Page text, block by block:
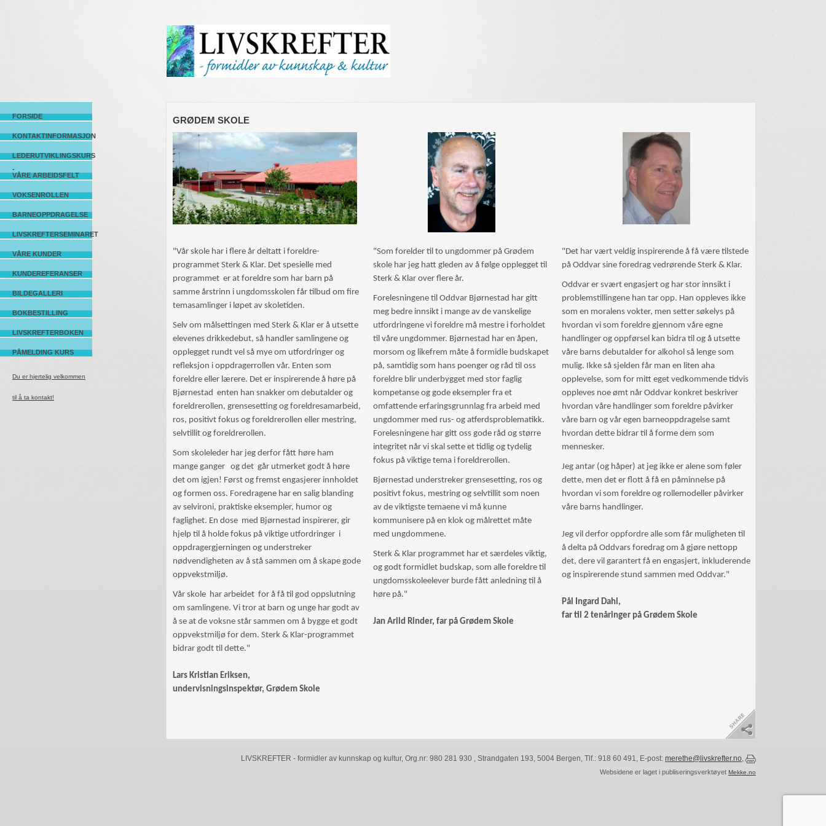
FORSIDE
KONTAKTINFORMASJON
LEDERUTVIKLINGSKURS
-
VÅRE ARBEIDSFELT
VOKSENROLLEN
BARNEOPPDRAGELSE
LIVSKREFTERSEMINARET
VÅRE KUNDER
KUNDEREFERANSER
BILDEGALLERI
BOKBESTILLING
LIVSKREFTERBOKEN
PÅMELDING KURS
Du er hjertelig velkommen
til å ta kontakt!
GRØDEM SKOLE
"Vår skole har i flere år deltatt i foreldre-
programmet Sterk & Klar. Det spesielle med
programmet er at foreldre som har barn på
samme årstrinn i ungdomsskolen får tilbud om fire
temasamlinger i løpet av skoletiden.
Selv om målsettingen med Sterk & Klar er å utsette
elevenes drikkedebut, så handler samlingene og
opplegget rundt vel så mye om utfordringer og
refleksjon i oppdragerrollen vår. Enten som
foreldre eller lærere. Det er inspirerende å høre på
Bjørnestad enten han snakker om debutalder og
foreldrerollen, grensesetting og foreldresamarbeid,
ros, positivt fokus og foreldrerollen eller mestring,
selvtillit og foreldrerollen.
Som skoleleder har jeg derfor fått høre ham
mange ganger  og det går utmerket godt å høre
det om igjen! Først og fremst engasjerer innholdet
og formen oss. Foredragene har en salig blanding
av selvironi, praktiske eksempler, humor og
faglighet. En dose med Bjørnestad inspirerer, gir
hjelp til å holde fokus på viktige utfordringer i
oppdragergjerningen og understreker
nødvendigheten av å stå sammen om å skape gode
oppvekstmiljø.
Vår skole har arbeidet for å få til god oppslutning
om samlingene. Vi tror at barn og unge har godt av
å se at de voksne står sammen om å bygge et godt
oppvekstmiljø for dem. Sterk & Klar-programmet
bidrar godt til dette."
Lars Kristian Eriksen,
undervisningsinspektør, Grødem Skole
"Som forelder til to ungdommer på Grødem
skole har jeg hatt gleden av å følge opplegget til
Sterk & Klar over flere år.
Forelesningene til Oddvar Bjørnestad har gitt
meg bedre innsikt i mange av de vanskelige
utfordringene vi foreldre må mestre i forholdet
til våre ungdommer. Bjørnestad har en åpen,
morsom og likefrem måte å formidle budskapet
på, samtidig som hans poenger og råd til oss
foreldre blir underbygget med stor faglig
kompetanse og gode eksempler fra et
omfattende erfaringsgrunnlag fra arbeid med
ungdommer med rus- og atferdsproblematikk.
Forelesningene har gitt oss gode råd og større
integritet når vi skal sette et tidlig og tydelig
fokus på viktige tema i foreldrerollen.
Bjørnestad understreker grensesetting, ros og
positivt fokus, mestring og selvtillit som noen
av de viktigste temaene vi må kunne
kommunisere på en klok og målrettet måte
med ungdommene.
Sterk & Klar programmet har et særdeles viktig,
og godt formidlet budskap, som alle foreldre til
ungdomsskoleelever burde fått anledning til å
høre på."
Jan Arild Rinder, far på Grødem Skole
"Det har vært veldig inspirerende å få være tilstede
på Oddvar sine foredrag vedrørende Sterk & Klar.
Oddvar er svært engasjert og har stor innsikt i
problemstillingene han tar opp. Han oppleves ikke
som en moralens vokter, men setter søkelys på
hvordan vi som foreldre gjennom våre egne
handlinger og oppførsel kan bidra til og å utsette
våre barns debutalder for alkohol så lenge som
mulig. Ikke så sjelden får man en liten aha
opplevelse, som for mitt eget vedkommende tidvis
oppleves noe ømt når Oddvar konkret beskriver
hvordan våre handlinger som foreldre påvirker
våre barn og vår egen barneoppdragelse samt
hvordan dette bidrar til å forme dem som
mennesker.
Jeg antar (og håper) at jeg ikke er alene som føler
dette, men det er flott å få en påminnelse på
hvordan vi som foreldre og rollemodeller påvirker
våre barns handlinger.
Jeg vil derfor oppfordre alle som får muligheten til
å delta på Oddvars foredrag om å gjøre nettopp
det, dere vil garantert få en engasjert, inkluderende
og inspirerende stund sammen med Oddvar."
Pål Ingard Dahl,
far til 2 tenåringer på Grødem Skole
LIVSKREFTER - formidler av kunnskap og kultur, Org.nr: 980 281 930 , Strandgaten 193, 5004 Bergen, Tlf.: 918 60 491, E-post: merethe@livskrefter.no,
Websidene er laget i publiseringsverktøyet Mekke.no